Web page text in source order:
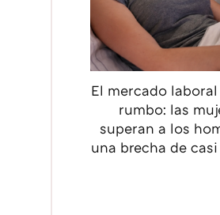
El mercado
rumbo: las
superan a los
una brecha de